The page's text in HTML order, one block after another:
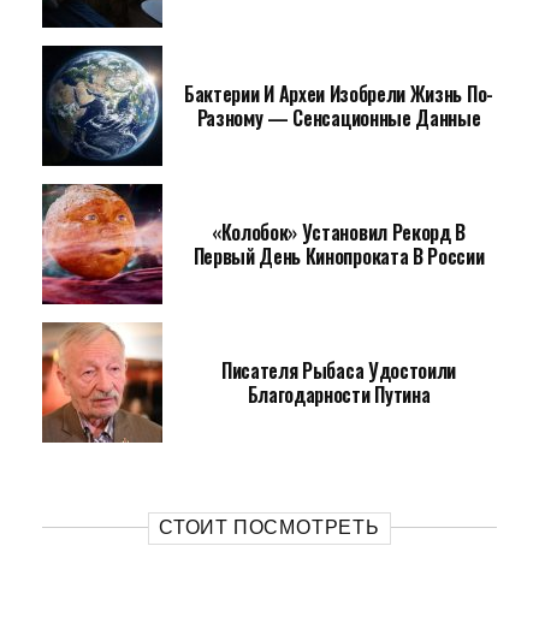
Бактерии И Археи Изобрели Жизнь По-
Разному — Сенсационные Данные
«Колобок» Установил Рекорд В
Первый День Кинопроката В России
Писателя Рыбаса Удостоили
Благодарности Путина
СТОИТ ПОСМОТРЕТЬ